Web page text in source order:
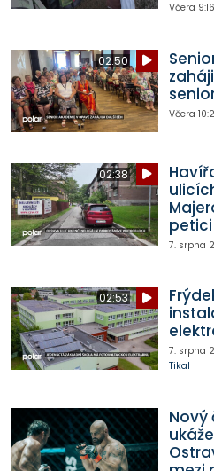
Včera 9:16
02:50
Včera
02:38
petici
7. srpna
02:53
7. srpna
Tikal
Nový